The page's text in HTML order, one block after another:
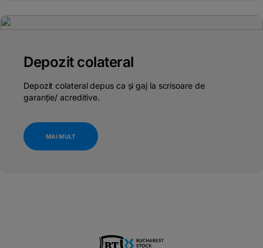
Depozit colateral
Depozit colateral depus ca și gaj la scrisoare de
garanție/ acreditive.
MAI MULT